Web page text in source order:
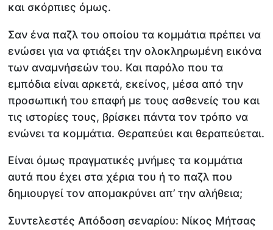
και σκόρπιες όμως.
Σαν ένα παζλ του οποίου τα κομμάτια πρέπει να
ενώσει για να φτιάξει την ολοκληρωμένη εικόνα
των αναμνήσεών του. Και παρόλο που τα
εμπόδια είναι αρκετά, εκείνος, μέσα από την
προσωπική του επαφή με τους ασθενείς του και
τις ιστορίες τους, βρίσκει πάντα τον τρόπο να
ενώνει τα κομμάτια. Θεραπεύει και θεραπεύεται.
Είναι όμως πραγματικές μνήμες τα κομμάτια
αυτά που έχει στα χέρια του ή το παζλ που
δημιουργεί τον απομακρύνει απ’ την αλήθεια;
Συντελεστές Απόδοση σεναρίου: Νίκος Μήτσας